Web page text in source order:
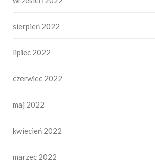
sierpień 2022
lipiec 2022
czerwiec 2022
maj 2022
kwiecień 2022
marzec 2022